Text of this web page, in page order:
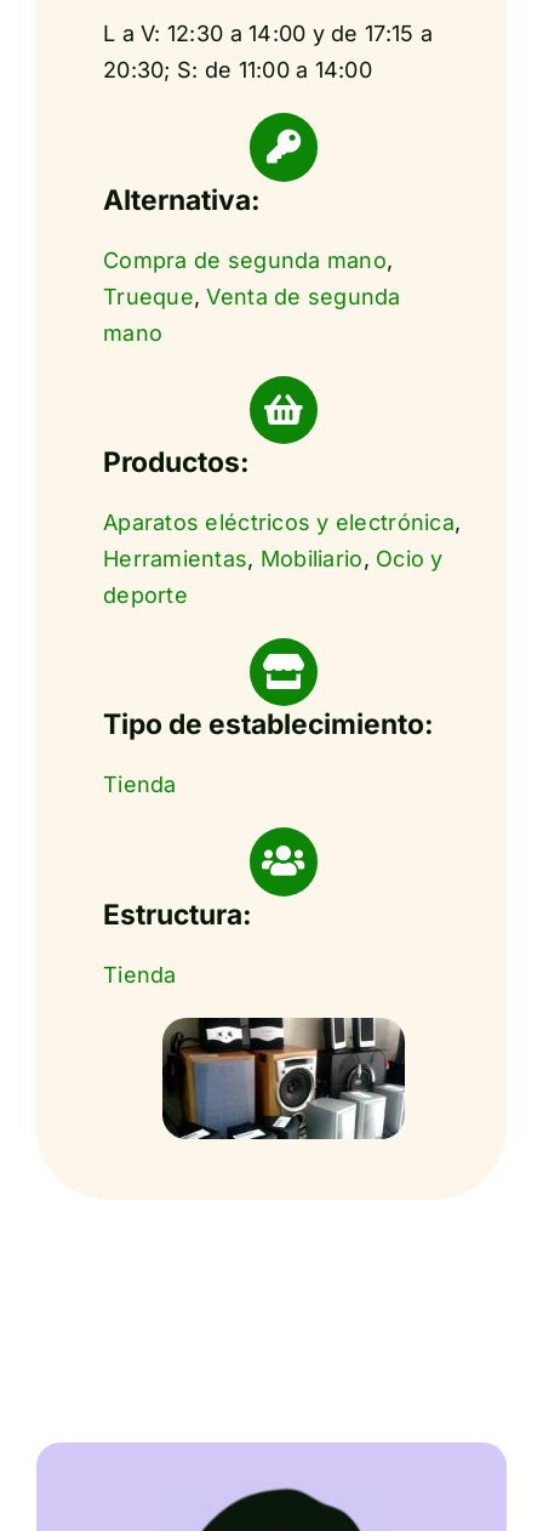
L a V: 12:30 a 14:00 y de 17:15 a
20:30; S: de 11:00 a 14:00
Alternativa:
Compra de segunda mano,
Trueque,Venta de segunda
mano
Productos:
Aparatos eléctricos y electrónica,
Herramientas, Mobiliario, Ocio y
deporte
Tipo de establecimiento:
Tienda
Estructura:
Tienda